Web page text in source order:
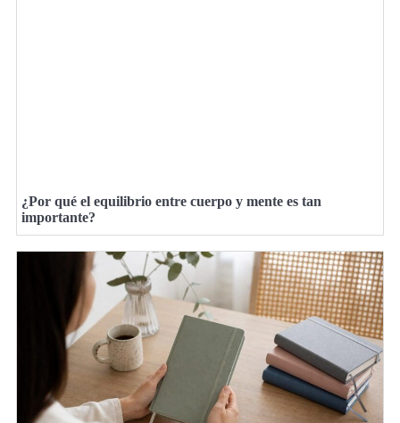
¿Por qué el equilibrio entre cuerpo y mente es tan
importante?